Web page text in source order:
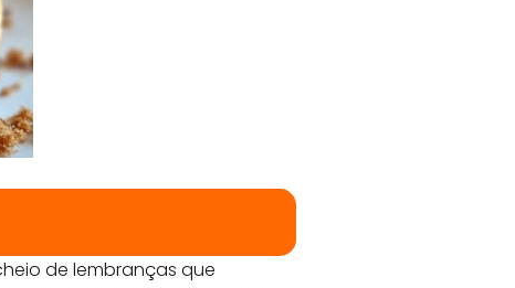
de lembranças que